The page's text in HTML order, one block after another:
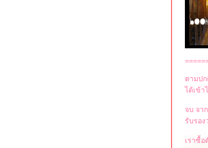
ตามป
ได้เข้า
จบ จา
รับรอ
เราซื้อ